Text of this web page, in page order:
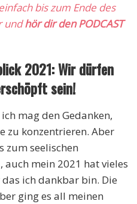
bis zum Ende des
undhör dir den PODCAST
2021: Wir dürfen
sein!
mag den Gedanken,
zu konzentrieren. Aber
zum seelischen
auch mein 2021 hat vieles
ich dankbar bin. Die
ging es all meinen